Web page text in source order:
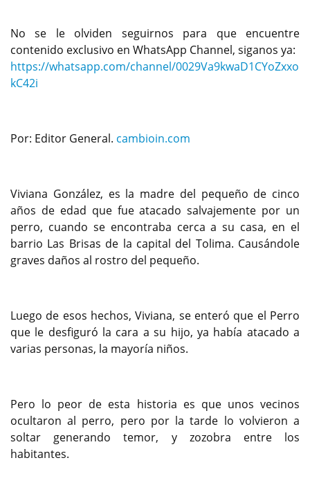
No se le olviden seguirnos para que encuentre
contenido exclusivo en WhatsApp Channel, siganos ya:
https://whatsapp.com/channel/0029Va9kwaD1CYoZxxo
kC42i
Por: Editor General. cambioin.com
Viviana González, es la madre del pequeño de cinco
años de edad que fue atacado salvajemente por un
perro, cuando se encontraba cerca a su casa, en el
barrio Las Brisas de la capital del Tolima. Causándole
graves daños al rostro del pequeño.
Luego de esos hechos, Viviana, se enteró que el Perro
que le desfiguró la cara a su hijo, ya había atacado a
varias personas, la mayoría niños.
Pero lo peor de esta historia es que unos vecinos
ocultaron al perro, pero por la tarde lo volvieron a
soltar generando temor, y zozobra entre los
habitantes.